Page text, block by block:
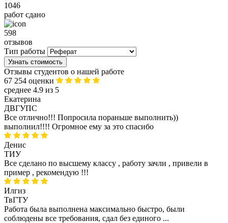
1046
работ сдано
598
отзывов
Тип работы
Узнать стоимость
Отзывы студентов о нашей работе
67 254 оценки
среднее 4.9 из 5
Екатерина
ДВГУПС
Все отлично!!! Попросила пораньше выполнить))
выполнил!!!! Огромное ему за это спасибо
Денис
ТИУ
Все сделано по высшему классу , работу зачли , привели в
пример , рекомендую !!!
Илгиз
ТвГТУ
Работа была выполнена максимально быстро, были
соблюдены все требования, сдал без единого ...